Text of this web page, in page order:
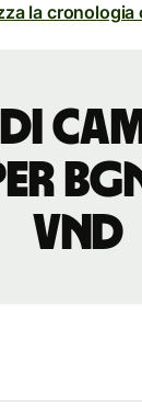
la cronologia
VND